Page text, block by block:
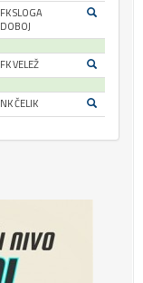
FK SLOGA
DOBOJ
FK VELEŽ
NK ČELIK